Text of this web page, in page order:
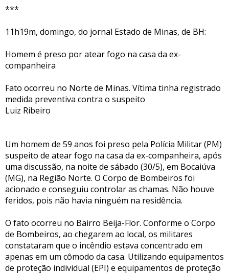
***
11h19m, domingo, do jornal Estado de Minas, de BH:
Homem é preso por atear fogo na casa da ex-
companheira
Fato ocorreu no Norte de Minas. Vítima tinha registrado
medida preventiva contra o suspeito
Luiz Ribeiro
Um homem de 59 anos foi preso pela Polícia Militar (PM)
suspeito de atear fogo na casa da ex-companheira, após
uma discussão, na noite de sábado (30/5), em Bocaiúva
(MG), na Região Norte. O Corpo de Bombeiros foi
acionado e conseguiu controlar as chamas. Não houve
feridos, pois não havia ninguém na residência.
O fato ocorreu no Bairro Beija-Flor. Conforme o Corpo
de Bombeiros, ao chegarem ao local, os militares
constataram que o incêndio estava concentrado em
apenas em um cômodo da casa. Utilizando equipamentos
de proteção individual (EPI) e equipamentos de proteção